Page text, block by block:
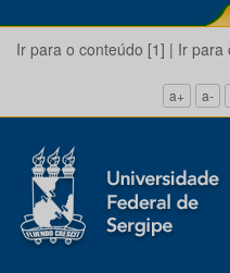
Ir para o conteúdo [1] | Ir para
a+ a-